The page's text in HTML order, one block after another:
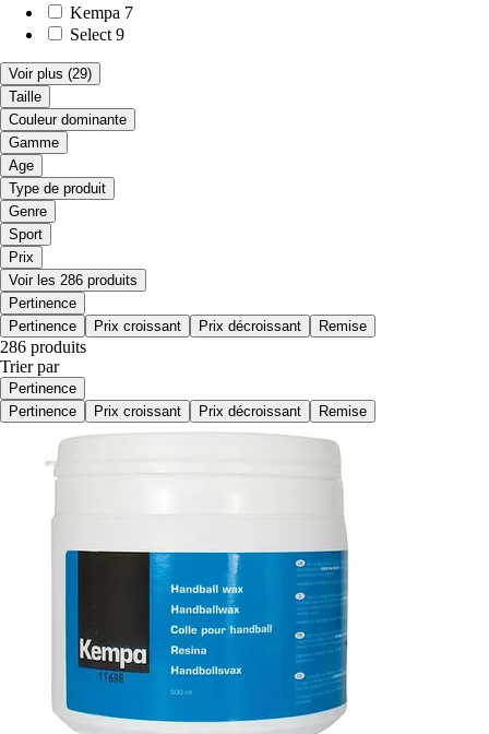
Kempa 7
Select 9
Voir plus (29)
Taille
Couleur dominante
Gamme
Age
Type de produit
Genre
Sport
Prix
Voir les 286 produits
Pertinence
Pertinence
Prix croissant Prix décroissant Remise
286 produits
Trier par
Pertinence
Pertinence
Prix croissant Prix décroissant Remise